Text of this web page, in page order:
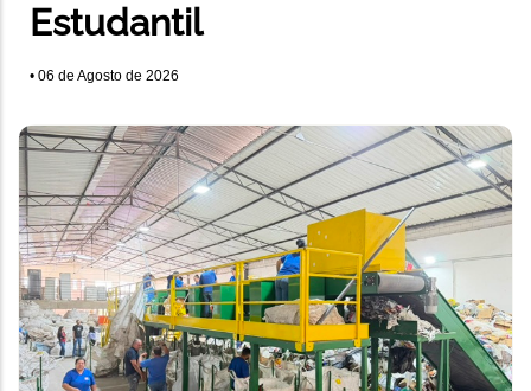
Estudantil
• 06 de Agosto de 2026